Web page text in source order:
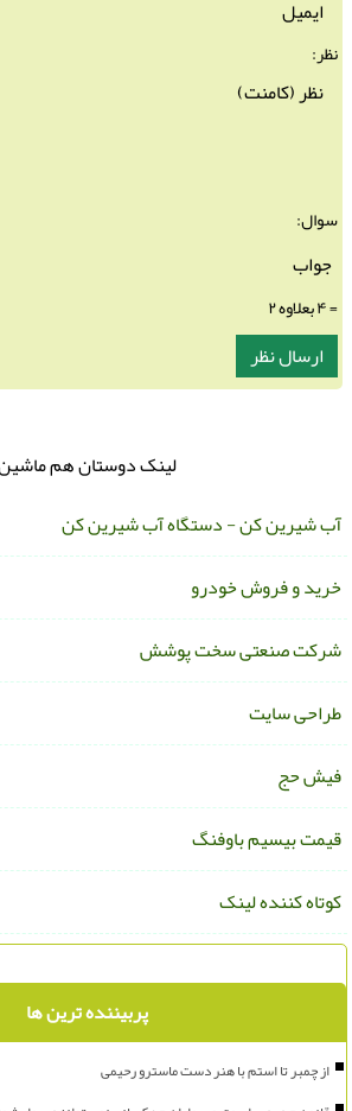
نظر:
سوال:
لینک دوستان هم ماشین
شیرین کن - دستگاه آب شیرین کن
و فروش خودرو
صنعتی سخت پوشش
سایت
حج
بیسیم باوفنگ
کننده لینک
پربیننده ترین ها
از چمبر تا استم با هنر دست ماسترو رحیمی